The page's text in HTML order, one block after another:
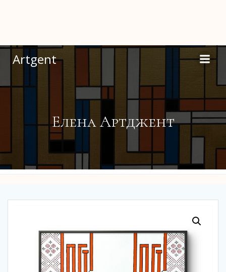
содержимому
Artgent
Елена Артджент